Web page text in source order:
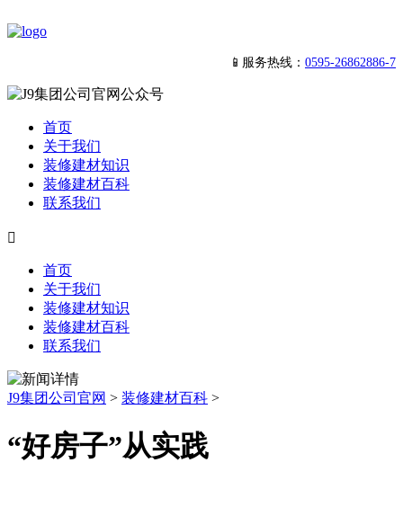
📱服务热线： 0595-26862886-7
首页
关于我们
装修建材知识
装修建材百科
联系我们

首页
关于我们
装修建材知识
装修建材百科
联系我们
J9集团公司官网 > 装修建材百科 >
“好房子”从实践